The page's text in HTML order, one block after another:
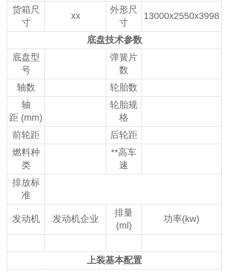
货箱尺
寸
xx
外形尺
寸
13000x2550x3998
底盘技术参数
底盘型
号
弹簧片
数
轴数
轮胎数
轴
距 (mm)
轮胎规
格
前轮距
后轮距
燃料种
类
**高车
速
排放标
准
发动机 发动机企业
排量
(ml)
功率(kw)
上装基本配置